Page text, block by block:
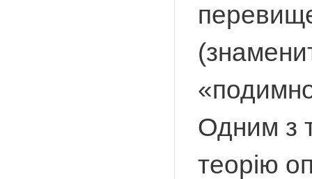
Одним з
теорію